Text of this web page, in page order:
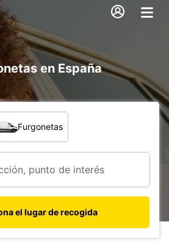
en España
Furgonetas
el lugar de recogida